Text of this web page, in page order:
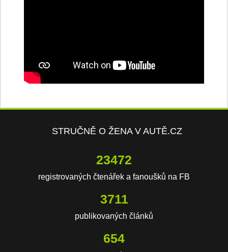
STRUČNĚ O ŽENA V AUTĚ.CZ
23472
registrovaných čtenářek a fanoušků na FB
3711
publikovaných článků
654